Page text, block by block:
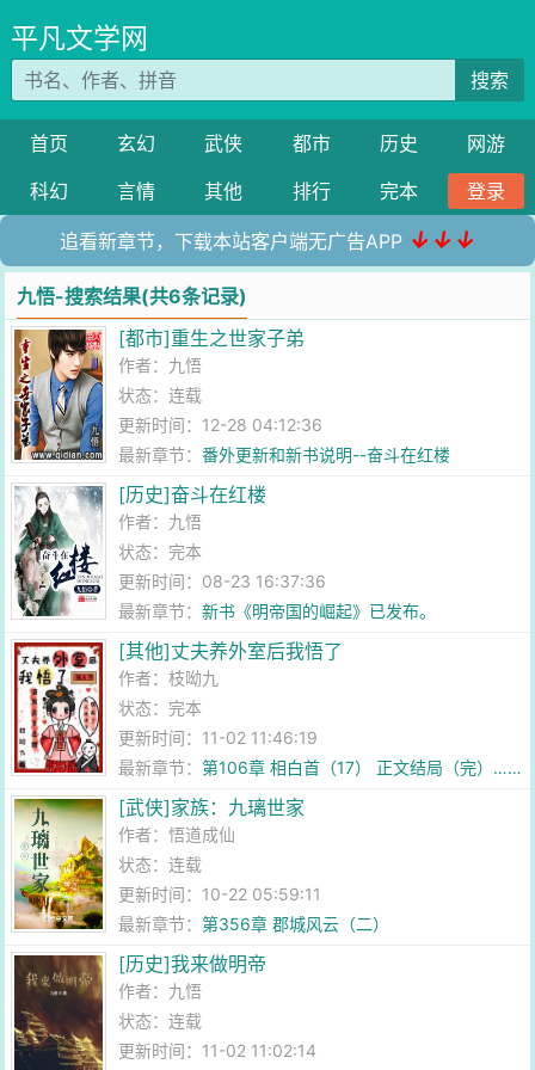
平凡文学网
搜索
首页 玄幻 武侠 都市 历史
网游
科幻
言情 其他 排行 完本 登录
追看新章节，下载本站客户端无广告APP ↓↓↓
九悟-搜索结果(共6条记录)
[都市]重生之世家子弟
作者： 九悟
状态：连载
更新时间：12-28 04:12:36
最新章节：番外更新和新书说明--奋斗在红楼
[历史]奋斗在红楼
作者： 九悟
状态：完本
更新时间：08-23 16:37:36
最新章节：新书《明帝国的崛起》已发布。
[其他]丈夫养外室后我悟了
作者：枝呦九
状态：完本
更新时间：11-02 11:46:19
最新章节：第106章 相白首（17） 正文结局（完）……
[武侠]家族：九璃世家
作者：悟道成仙
状态：连载
更新时间：10-22 05:59:11
最新章节：第356章 郡城风云（二）
[历史]我来做明帝
作者： 九悟
状态：连载
更新时间：11-02 11:02:14